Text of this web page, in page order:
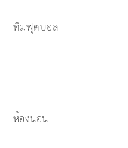
ทีมฟุตบอล
ห้องนอน